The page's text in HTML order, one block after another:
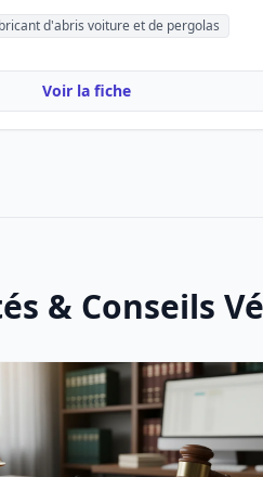
d'abris voiture et de pergolas
Voir la fiche
& Conseils